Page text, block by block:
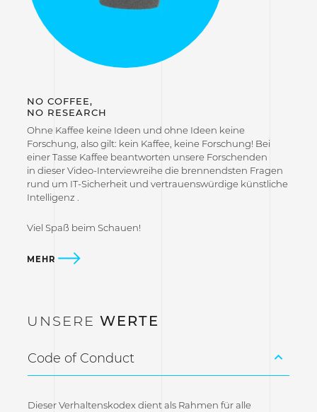
NO COFFEE,
NO RESEARCH
Ohne Kaffee keine Ideen und ohne Ideen keine
Forschung, also gilt: kein Kaffee, keine Forschung! Bei
einer Tasse Kaffee beantworten unsere Forschenden
in dieser Video-Interviewreihe die brennendsten Fragen
rund um IT-Sicherheit und vertrauenswürdige künstliche
Intelligenz .
Viel Spaß beim Schauen!
MEHR
UNSERE WERTE
Code of Conduct
Dieser Verhaltenskodex dient als Rahmen für alle